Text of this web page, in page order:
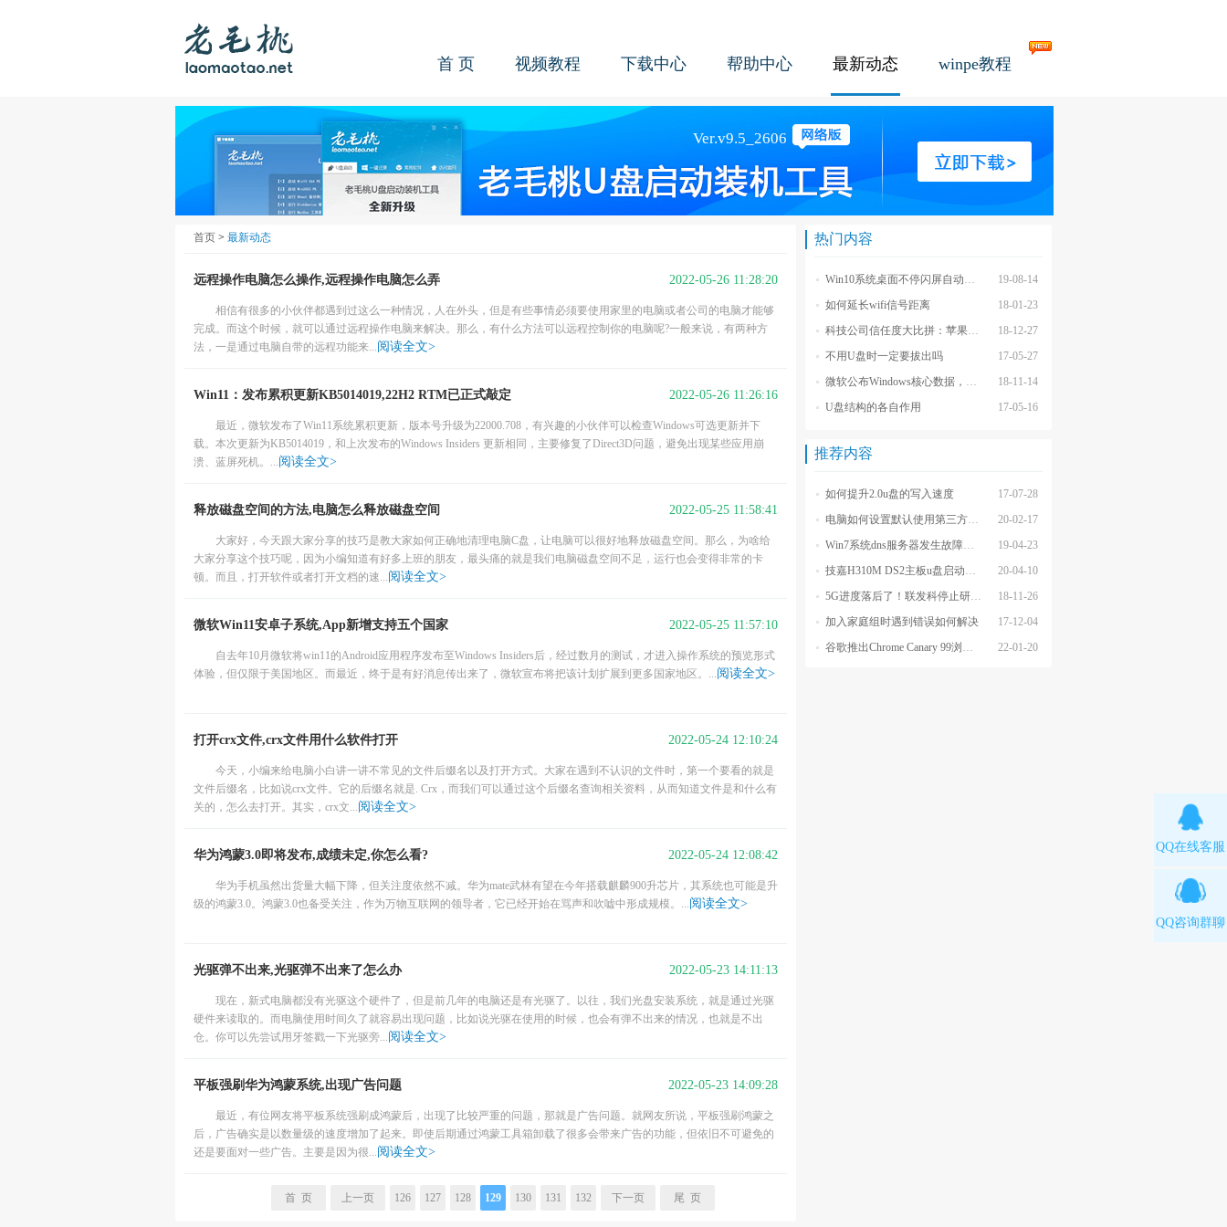
首 页 视频教程 下载中心 帮助中心 最新动态 winpe教程
首页 > 最新动态
2022-05-26 11:28:20
远程操作电脑怎么操作,远程操作电脑怎么弄
相信有很多的小伙伴都遇到过这么一种情况，人在外头，但是有些事情必须要使用家里的电脑或者公司的电脑才能够
完成。而这个时候，就可以通过远程操作电脑来解决。那么，有什么方法可以远程控制你的电脑呢?一般来说，有两种方
法，一是通过电脑自带的远程功能来...阅读全文>
2022-05-26 11:26:16
Win11：发布累积更新KB5014019,22H2 RTM已正式敲定
最近，微软发布了Win11系统累积更新，版本号升级为22000.708，有兴趣的小伙伴可以检查Windows可选更新并下
载。本次更新为KB5014019，和上次发布的Windows Insiders 更新相同，主要修复了Direct3D问题，避免出现某些应用崩
溃、蓝屏死机。...阅读全文>
2022-05-25 11:58:41
释放磁盘空间的方法,电脑怎么释放磁盘空间
大家好，今天跟大家分享的技巧是教大家如何正确地清理电脑C盘，让电脑可以很好地释放磁盘空间。那么，为啥给
大家分享这个技巧呢，因为小编知道有好多上班的朋友，最头痛的就是我们电脑磁盘空间不足，运行也会变得非常的卡
顿。而且，打开软件或者打开文档的速...阅读全文>
2022-05-25 11:57:10
微软Win11安卓子系统,App新增支持五个国家
自去年10月微软将win11的Android应用程序发布至Windows Insiders后，经过数月的测试，才进入操作系统的预览形式
体验，但仅限于美国地区。而最近，终于是有好消息传出来了，微软宣布将把该计划扩展到更多国家地区。...阅读全文>
2022-05-24 12:10:24
打开crx文件,crx文件用什么软件打开
今天，小编来给电脑小白讲一讲不常见的文件后缀名以及打开方式。大家在遇到不认识的文件时，第一个要看的就是
文件后缀名，比如说crx文件。它的后缀名就是. Crx，而我们可以通过这个后缀名查询相关资料，从而知道文件是和什么有
关的，怎么去打开。其实，crx文...阅读全文>
2022-05-24 12:08:42
华为鸿蒙3.0即将发布,成绩未定,你怎么看?
华为手机虽然出货量大幅下降，但关注度依然不减。华为mate武林有望在今年搭载麒麟900升芯片，其系统也可能是升
级的鸿蒙3.0。鸿蒙3.0也备受关注，作为万物互联网的领导者，它已经开始在骂声和吹嘘中形成规模。...阅读全文>
2022-05-23 14:11:13
光驱弹不出来,光驱弹不出来了怎么办
现在，新式电脑都没有光驱这个硬件了，但是前几年的电脑还是有光驱了。以往，我们光盘安装系统，就是通过光驱
硬件来读取的。而电脑使用时间久了就容易出现问题，比如说光驱在使用的时候，也会有弹不出来的情况，也就是不出
仓。你可以先尝试用牙签戳一下光驱旁...阅读全文>
2022-05-23 14:09:28
平板强刷华为鸿蒙系统,出现广告问题
最近，有位网友将平板系统强刷成鸿蒙后，出现了比较严重的问题，那就是广告问题。就网友所说，平板强刷鸿蒙之
后，广告确实是以数量级的速度增加了起来。即使后期通过鸿蒙工具箱卸载了很多会带来广告的功能，但依旧不可避免的
还是要面对一些广告。主要是因为很...阅读全文>
首 页 上一页 126 127 128 129 130 131 132 下一页 尾 页
热门内容
19-08-14
Win10系统桌面不停闪屏自动刷新的解决方法
18-01-23
如何延长wifi信号距离
18-12-27
科技公司信任度大比拼：苹果上榜最不受信任前茅
17-05-27
不用U盘时一定要拔出吗
18-11-14
微软公布Windows核心数据，应用数量iOS和安卓遥不可及
17-05-16
U盘结构的各自作用
推荐内容
17-07-28
如何提升2.0u盘的写入速度
20-02-17
电脑如何设置默认使用第三方浏览器?
19-04-23
Win7系统dns服务器发生故障的解决方法
20-04-10
技嘉H310M DS2主板u盘启动BIOS教程
18-11-26
5G进度落后了！联发科停止研发高端芯片，表示未来堪忧
17-12-04
加入家庭组时遇到错误如何解决
22-01-20
谷歌推出Chrome Canary 99浏览器，恢复删除默认搜索引擎
QQ在线客服
QQ咨询群聊